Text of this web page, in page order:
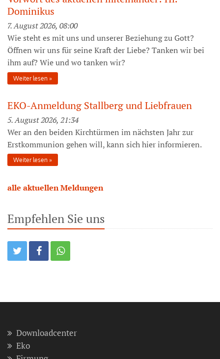
Dominikus
7. August 2026, 08:00
Wie steht es mit uns und unserer Beziehung zu Gott?
Öffnen wir uns für seine Kraft der Liebe? Tanken wir bei
ihm auf? Wie und wo tanken wir?
Weiter lesen
EKO-Anmeldung Stallberg und Liebfrauen
5. August 2026, 21:34
Wer an den beiden Kirchtürmen im nächsten Jahr zur
Erstkommunion gehen will, kann sich hier informieren.
Weiter lesen
alle aktuellen Meldungen
Empfehlen Sie uns
Downloadcenter
Eko